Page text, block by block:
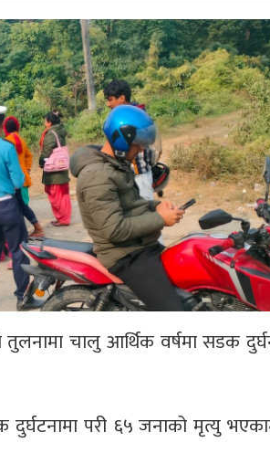
चालु आर्थिक वर्षमा सडक
दुर्घटनामा परी ६५ जनाको मृत्यु